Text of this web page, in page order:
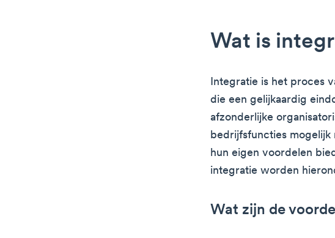
Wat is
Integratie is het proces
die een gelijkaardig
afzonderlijke
bedrijfsfuncties
hun eigen voordelen
integratie worden
Wat zijn de